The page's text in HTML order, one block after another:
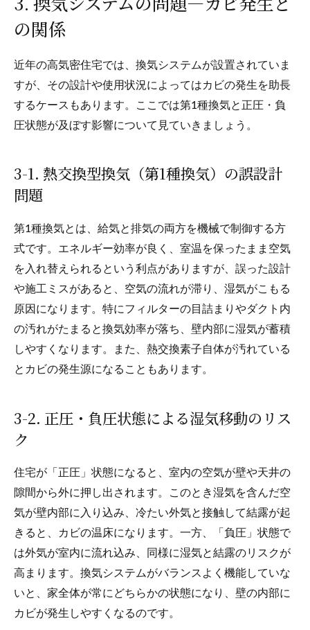
の関係
近年の高気密住宅では、換気システムが設置されていま
すが、その設計や使用状況によってはカビの発生を助長
するケースもあります。ここでは第1種換気と正圧・負
圧状態が及ぼす影響について見ていきましょう。
3-1. 熱交換型換気（第1種換気）の誤設計
問題
第1種換気とは、給気と排気の両方を機械で制御する方
式です。エネルギー効率が良く、室温を保ったまま空気
を入れ替えられるという利点がありますが、誤った設計
や施工ミスがあると、空気の流れが滞り、湿気がこもる
原因になります。特にフィルターの目詰まりやダクト内
の汚れがたまると換気効率が落ち、壁内部に湿気が蓄積
しやすくなります。また、熱交換素子自体が汚れている
とカビの発生源になることもあります。
3-2. 正圧・負圧状態による湿気移動のリス
ク
住宅が「正圧」状態になると、室内の空気が壁や天井の
隙間から外に押し出されます。このとき湿気を含んだ空
気が壁内部に入り込み、冷たい外気と接触して結露が起
きると、カビの温床になります。一方、「負圧」状態で
は外気が室内に流れ込み、同様に湿気と結露のリスクが
高まります。換気システムがバランスよく機能していな
いと、家全体が常にどちらかの状態になり、壁の内部に
カビが発生しやすくなるのです。